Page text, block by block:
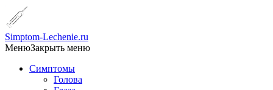
Simptom-Lechenie.ru
МенюЗакрыть меню
Симптомы
Голова